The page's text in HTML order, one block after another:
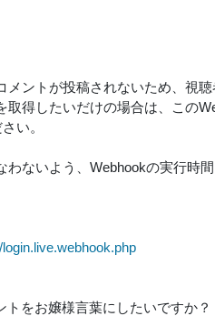
メントが投稿されないため、視
取得したいだけの場合は、この
い。
わないよう、Webhookの実行時
トをお嬢様言葉にしたいですか？